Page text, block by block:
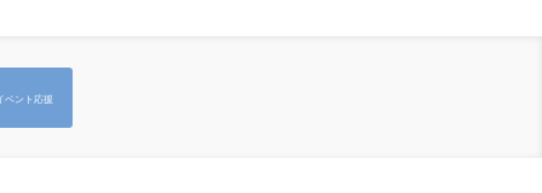
ベント応援